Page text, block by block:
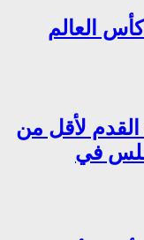
العالم
لأقل من
في